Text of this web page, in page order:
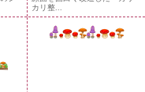
カリ整...